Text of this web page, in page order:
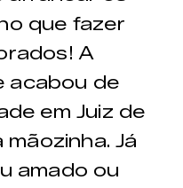
que fazer
A
acabou de
em Juiz de
Já
amado ou